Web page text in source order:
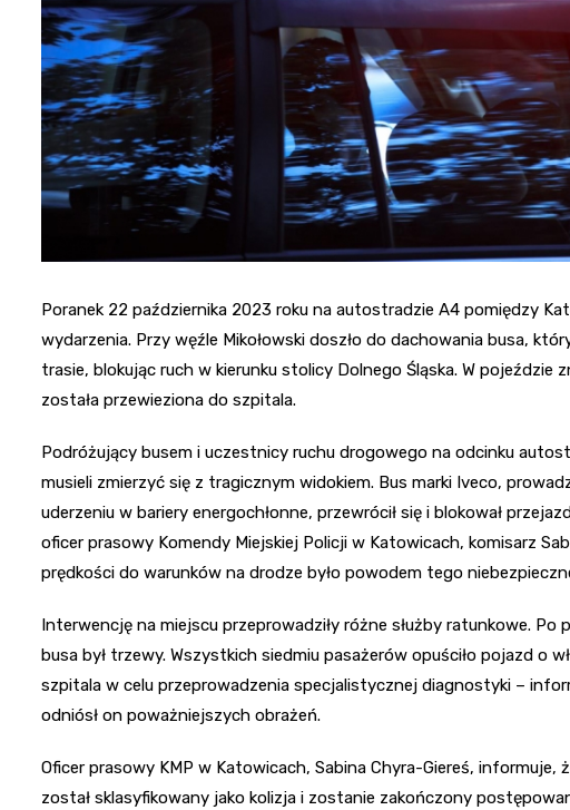
Poranek 22 października 2023 roku na autostradzie A4 pomiędzy
wydarzenia. Przy węźle Mikołowski doszło do dachowania busa,
trasie, blokując ruch w kierunku stolicy Dolnego Śląska. W pojeździe
została przewieziona do szpitala.
Podróżujący busem i uczestnicy ruchu drogowego na odcinku
musieli zmierzyć się z tragicznym widokiem. Bus marki Iveco,
uderzeniu w bariery energochłonne, przewrócił się i blokował
oficer prasowy Komendy Miejskiej Policji w Katowicach, komisarz
prędkości do warunków na drodze było powodem tego
Interwencję na miejscu przeprowadziły różne służby ratunkowe.
busa był trzewy. Wszystkich siedmiu pasażerów opuściło pojazd o
szpitala w celu przeprowadzenia specjalistycznej diagnostyki –
odniósł on poważniejszych obrażeń.
Oficer prasowy KMP w Katowicach, Sabina Chyra-Giereś,
został sklasyfikowany jako kolizja i zostanie zakończony